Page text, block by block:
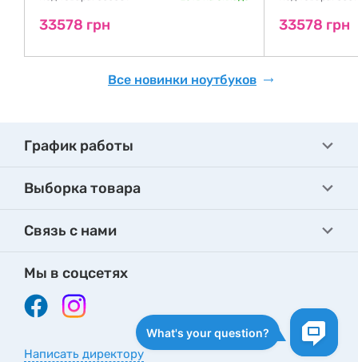
33578 грн 33578 грн
Все новинки ноутбуков
График работы
Выборка товара
Связь с нами
Мы в соцсетях
Написать директору